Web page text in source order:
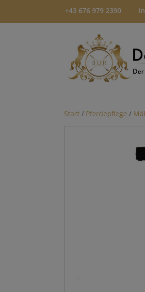
+43 676 979 2390
Start / Pferdepflege /